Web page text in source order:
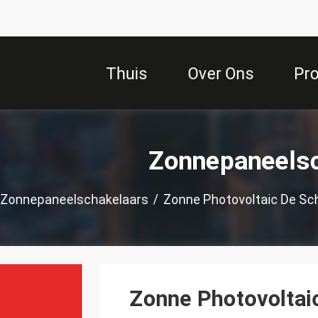
Thuis Over Ons
Zonnepaneelschakelaars / Zonne Photovoltaic De
Zonne